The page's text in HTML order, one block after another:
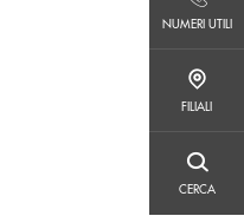
NUMERI UTILI
FILIALI
CERCA